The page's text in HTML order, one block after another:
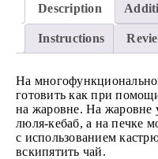
Description
Instructions
На
готовить как при
на жаровне. На
люля-кебаб, а на печке
с использованием
вскипятить чай.